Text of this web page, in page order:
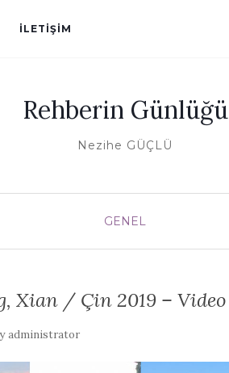
İLETIŞIM
Rehberin Günlüğü
Nezihe GÜÇLÜ
GENEL
Xian / Çin 2019 – Video
administrator